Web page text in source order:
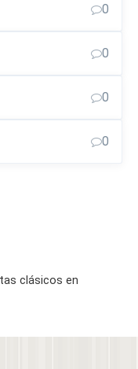
0
0
0
0
clásicos en